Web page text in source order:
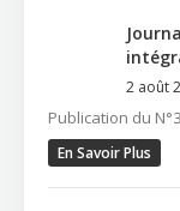
2 août
Publication du
En Savoir Plus